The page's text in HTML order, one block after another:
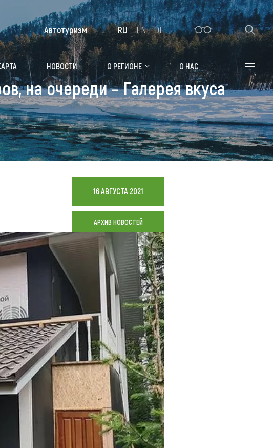
форум Алтайская зимовка
Где остановиться
Санатории
Гостиницы, отели
Коттеджи, базы
Сельские усадьбы
Мотели, придорожные отели
Алтай
Коллекция впечатлений
Блог путешественника
Видеогалерея
Фотогалерея
НОВОСТИ О РЕГИОНЕ О НАС
Автотуризм RU EN DE
на очереди – Галерея вкуса
16 АВГУСТА 2021
АРХИВ НОВОСТЕЙ